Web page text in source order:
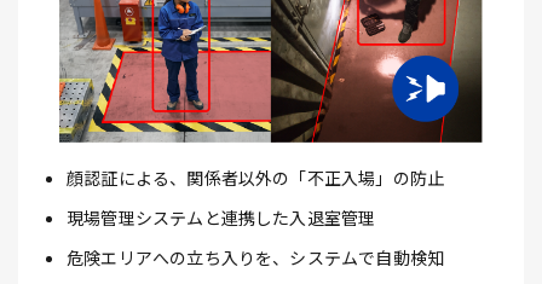
顔認証による、関係者以外の「不正入場」の防止
現場管理システムと連携した入退室管理
危険エリアへの立ち入りを、システムで自動検知